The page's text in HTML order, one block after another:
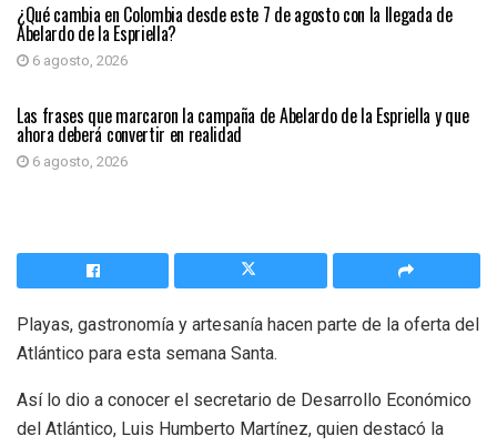
¿Qué cambia en Colombia desde este 7 de agosto con la llegada de
Abelardo de la Espriella?
6 agosto, 2026
PRIMER PLANO
Las frases que marcaron la campaña de Abelardo de la Espriella y que
ahora deberá convertir en realidad
6 agosto, 2026
Playas, gastronomía y artesanía hacen parte de la oferta del
Atlántico para esta semana Santa.
Así lo dio a conocer el secretario de Desarrollo Económico
del Atlántico, Luis Humberto Martínez, quien destacó la